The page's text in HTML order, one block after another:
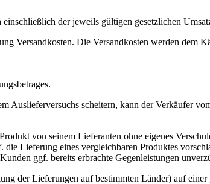
der jeweils gültigen gesetzlichen
Versandkosten. Die Versandkosten werden dem
Auslieferversuchs scheitern, kann der Verkäufer
von seinem Lieferanten ohne eigenes
Lieferung eines vergleichbaren Produktes
ggf. bereits erbrachte Gegenleistungen
der Lieferungen auf bestimmten Länder) auf